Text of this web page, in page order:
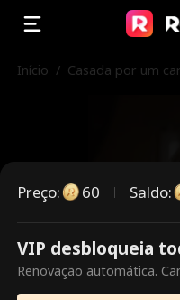
Início / Casada por um
Este episódio
Preço: 60 Saldo:
VIP desbloqueia
Renovação automática.